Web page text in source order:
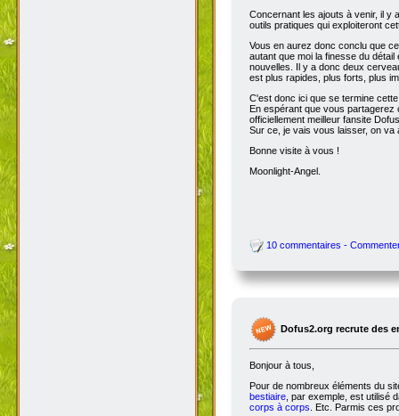
Concernant les ajouts à venir, il y
outils pratiques qui exploiteront
Vous en aurez donc conclu que
autant que moi la finesse du
nouvelles. Il y a donc deux
est plus rapides, plus forts, plus
C'est donc ici que se termine
En espérant que vous
officiellement meilleur fansite
Sur ce, je vais vous laisser, on va
Bonne visite à vous !
Moonlight-Angel.
10 commentaires -
Dofus2.org recrute des
Bonjour à tous,
Pour de nombreux éléments du
bestiaire, par exemple, est utilisé
corps à corps. Etc. Parmis ces